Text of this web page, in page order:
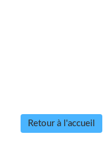
Retour à l'accueil